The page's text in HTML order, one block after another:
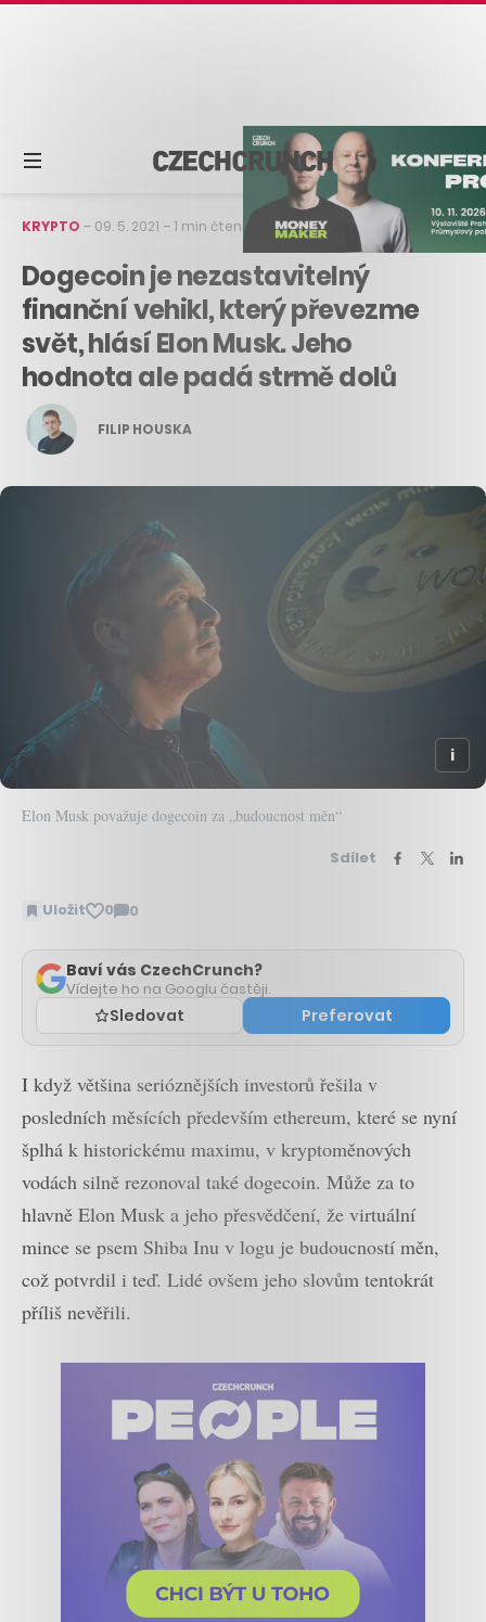
KRYPTO – 09. 5. 2021 –1 min čtení
Dogecoin je nezastavitelný
finanční vehikl, který převezme
svět, hlásí Elon Musk. Jeho
hodnota ale padá strmě dolů
FILIP HOUSKA
Elon Musk považuje dogecoin za „budoucnost měn“
Sdílet
Uložit 0 0
Zobrazit
Baví vás CzechCrunch?
Vídejte ho na Googlu častěji.
Sledovat Preferovat
I když většina serióznějších investorů řešila v
posledních měsících především ethereum, které se nyní
šplhá k historickému maximu, v kryptoměnových
vodách silně rezonoval také dogecoin. Může za to
hlavně Elon Musk a jeho přesvědčení, že virtuální
mince se psem Shiba Inu v logu je budoucností měn,
což potvrdil i teď. Lidé ovšem jeho slovům tentokrát
příliš nevěřili.